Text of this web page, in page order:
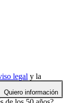
legal y la
Quiero información